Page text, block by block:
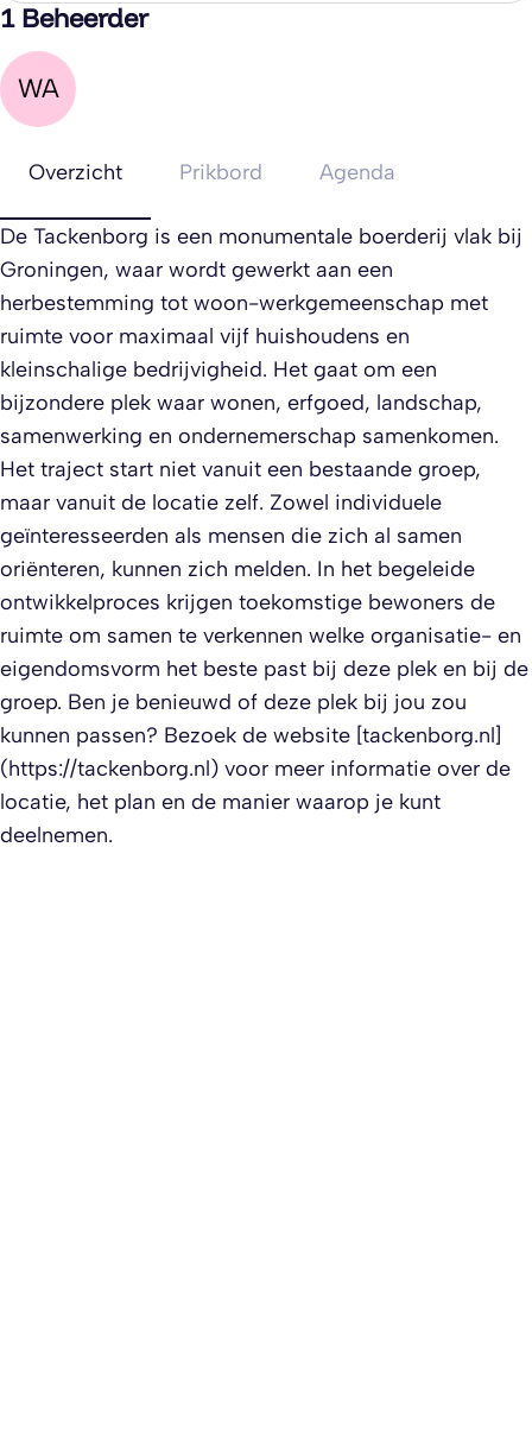
1 Beheerder
WA
Overzicht Prikbord Agenda
De Tackenborg is een monumentale boerderij vlak bij
Groningen, waar wordt gewerkt aan een
herbestemming tot woon-werkgemeenschap met
ruimte voor maximaal vijf huishoudens en
kleinschalige bedrijvigheid. Het gaat om een
bijzondere plek waar wonen, erfgoed, landschap,
samenwerking en ondernemerschap samenkomen.
Het traject start niet vanuit een bestaande groep,
maar vanuit de locatie zelf. Zowel individuele
geïnteresseerden als mensen die zich al samen
oriënteren, kunnen zich melden. In het begeleide
ontwikkelproces krijgen toekomstige bewoners de
ruimte om samen te verkennen welke organisatie- en
eigendomsvorm het beste past bij deze plek en bij de
groep. Ben je benieuwd of deze plek bij jou zou
kunnen passen? Bezoek de website [tackenborg.nl]
(https://tackenborg.nl) voor meer informatie over de
locatie, het plan en de manier waarop je kunt
deelnemen.